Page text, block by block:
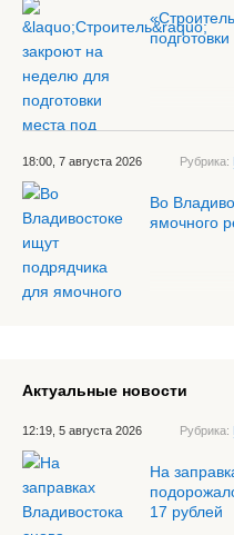
18:00, 7 августа 2026 Рубрика:
Во
ямочного
Актуальные новости
12:19, 5 августа 2026 Рубрика:
На
17 рублей